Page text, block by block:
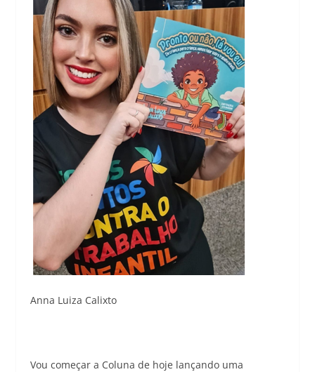
Anna Luiza Calixto
Vou começar a Coluna de hoje lançando uma